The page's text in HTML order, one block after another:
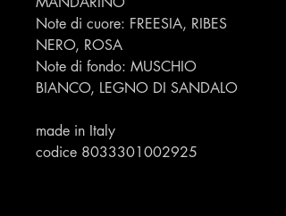
Note di cuore: FREESIA, RIBES
NERO, ROSA
Note di fondo: MUSCHIO
BIANCO, LEGNO DI SANDALO
made in Italy
codice 8033301002925